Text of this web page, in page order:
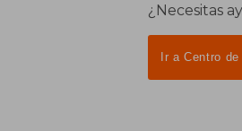
¿Necesitas
Ir a Centro